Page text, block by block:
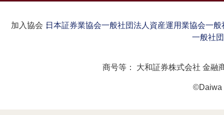
加入協会：日本証券業協会一般社団法人資産運用業協会一般
一般社
商号等： 大和証券株式会社 金融
©Daiwa